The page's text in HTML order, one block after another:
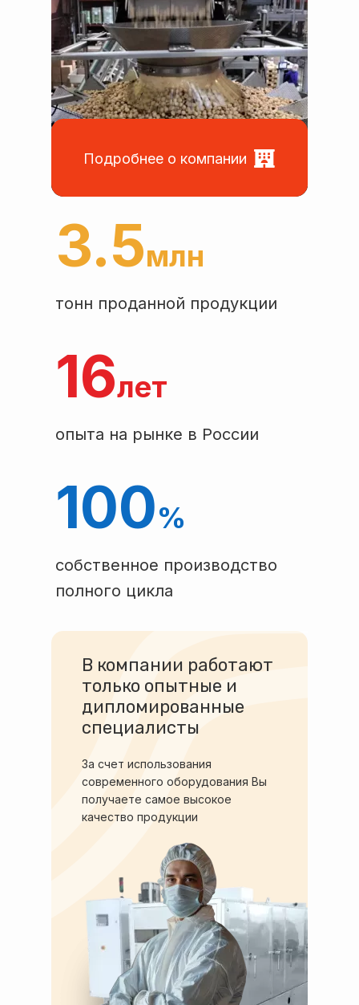
Подробнее о компании
3.5млн
тонн проданной продукции
16лет
опыта на рынке в России
100%
собственное производство
полного цикла
В компании работают
только опытные и
дипломированные
специалисты
За счет использования
современного оборудования Вы
получаете самое высокое
качество продукции